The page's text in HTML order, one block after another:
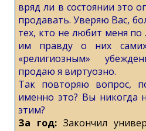
вряд ли в состоянии это
продавать. Уверяю Вас,
тех, кто не любит меня
им правду о них
«религиозным»
продаю я виртуозно.
Так повторяю вопрос,
именно это? Вы никогда
этим?
За год: Закончил